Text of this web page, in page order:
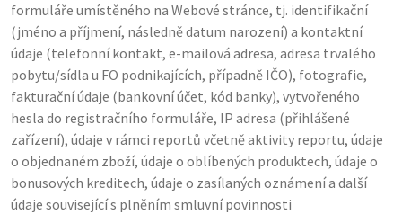
formuláře umístěného na Webové stránce, tj. identifikační
(jméno a příjmení, následně datum narození) a kontaktní
údaje (telefonní kontakt, e-mailová adresa, adresa trvalého
pobytu/sídla u FO podnikajících, případně IČO), fotografie,
fakturační údaje (bankovní účet, kód banky), vytvořeného
hesla do registračního formuláře, IP adresa (přihlášené
zařízení), údaje v rámci reportů včetně aktivity reportu, údaje
o objednaném zboží, údaje o oblíbených produktech, údaje o
bonusových kreditech, údaje o zasílaných oznámení a další
údaje související s plněním smluvní povinnosti